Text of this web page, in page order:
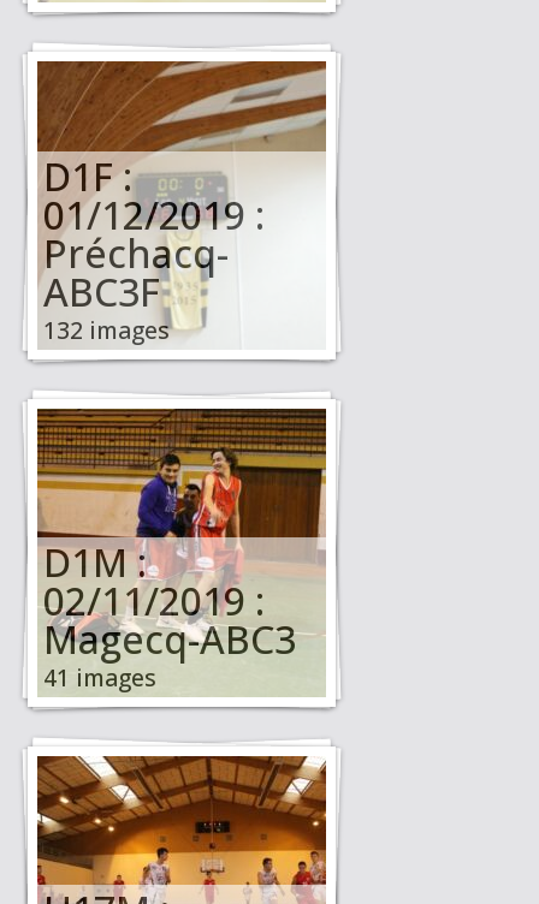
D1F :
01/12/2019 :
Préchacq-
ABC3F
132 images
D1M :
02/11/2019 :
Magecq-ABC3
41 images